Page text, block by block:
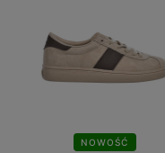
NOWOŚĆ